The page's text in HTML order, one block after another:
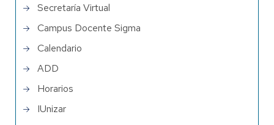
Secretaría Virtual
Campus Docente Sigma
Calendario
ADD
Horarios
IUnizar